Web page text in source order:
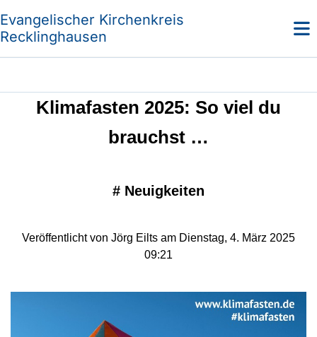
Evangelischer Kirchenkreis
Recklinghausen
Klimafasten 2025: So viel du
brauchst …
# Neuigkeiten
Veröffentlicht von Jörg Eilts am Dienstag, 4. März 2025
09:21